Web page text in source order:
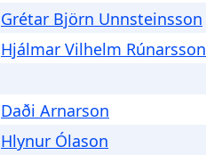
Grétar Björn Unnsteinsson
Hjálmar Vilhelm Rúnarsson
Daði Arnarson
Hlynur Ólason